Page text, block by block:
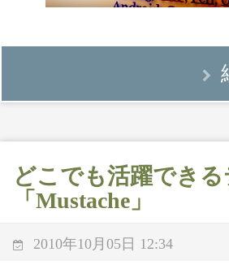
どこでも活躍でき
「Mustache」
2010年10月05日 12:34